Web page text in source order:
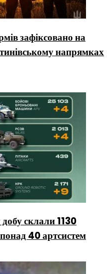
зафіксовано на
напрямках
склали 1130
40 артсистем